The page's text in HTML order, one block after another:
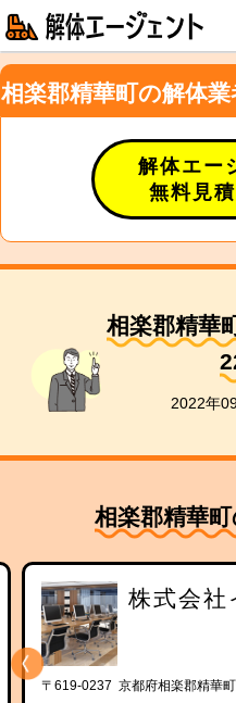
相楽郡精華町の解体
解体エー
無料見
相楽郡精華
2022年
相楽郡精華
株式会社
〒619-0237 京都府相楽郡精華